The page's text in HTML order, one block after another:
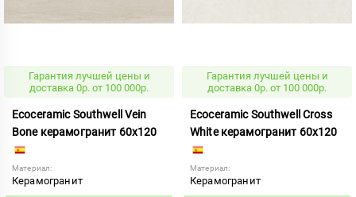
Гарантия лучшей цены и
доставка 0р. от 100 000р.
Ecoceramic Southwell Vein
Bone керамогранит 60x120
Материал:
Керамогранит
Гарантия лучшей цены и
доставка 0р. от 100 000р.
Ecoceramic Southwell Cross
White керамогранит 60x120
Материал:
Керамогранит